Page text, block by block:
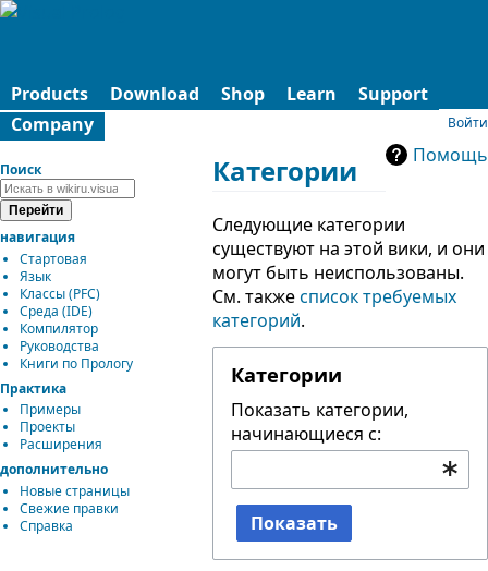
Products Download Shop Learn
Support
Company
Помощь
Категории
Следующие категории
существуют на этой вики, и они
могут быть неиспользованы.
См. такжесписок требуемых
категорий.
Категории
Показать категории,
начинающиеся с:
Показать
Поиск
навигация
Стартовая
Язык
Классы (PFC)
Среда (IDE)
Компилятор
Руководства
Книги по Прологу
Практика
Примеры
Проекты
Расширения
дополнительно
Новые страницы
Свежие правки
Справка
Войти